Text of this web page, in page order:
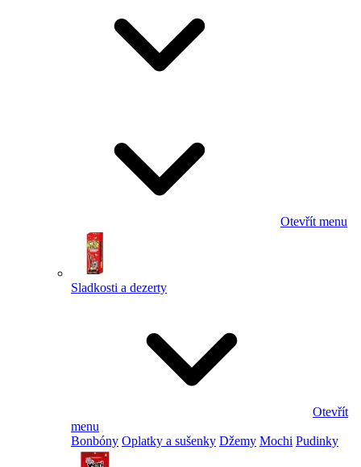
Otevřít menu
Sladkosti a dezerty
Otevřít
menu
Bonbóny Oplatky a sušenky Džemy Mochi Pudinky